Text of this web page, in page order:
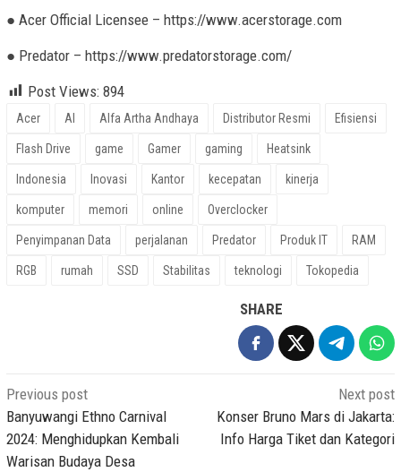
● Acer Official Licensee – https://www.acerstorage.com
● Predator – https://www.predatorstorage.com/
Post Views: 894
Acer AI Alfa Artha Andhaya Distributor Resmi Efisiensi
Flash Drive game Gamer gaming Heatsink
Indonesia Inovasi Kantor kecepatan kinerja
komputer memori online Overclocker
Penyimpanan Data perjalanan Predator Produk IT RAM
RGB rumah SSD Stabilitas teknologi Tokopedia
SHARE
Post
navigation
Previous post
Banyuwangi Ethno Carnival
2024: Menghidupkan Kembali
Warisan Budaya Desa
Next post
Konser Bruno Mars di Jakarta:
Info Harga Tiket dan Kategori